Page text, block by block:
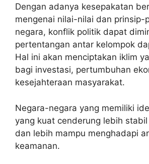
Dengan adanya kesepakatan
mengenai nilai-nilai dan prinsip-
negara, konflik politik dapat
pertentangan antar kelompok
Hal ini akan menciptakan iklim
bagi investasi, pertumbuhan
kesejahteraan masyarakat.
Negara-negara yang memiliki
yang kuat cenderung lebih
dan lebih mampu menghadapi
keamanan.